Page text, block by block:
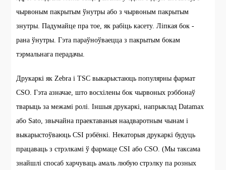
чырвоным пакрытым ўнутры або з чырвоным пакрытым
знутры. Падумайце пра тое, як рабіць касету. Ліпкая бок -
рана ўнутры. Гэта параўноўваецца з пакрытым бокам
тэрмальнага перадачы.
Друкаркі як Zebra і TSC выкарыстаюць популярны фармат
CSO. Гэта азначае, што восхілены бок чырвоных рэббонаў
тварыць за межамі ролі. Іншыя друкаркі, напрыклад Datamax
або Sato, звычайна праектаваныя наадваротным чынам і
выкарыстоўваюць CSI рэбёнкі. Некаторыя друкаркі будуць
працаваць з стрэлкамі ў фармаце CSI або CSO. (Мы таксама
знайшлі спосаб харчуваць амаль любую стрэлку па розных